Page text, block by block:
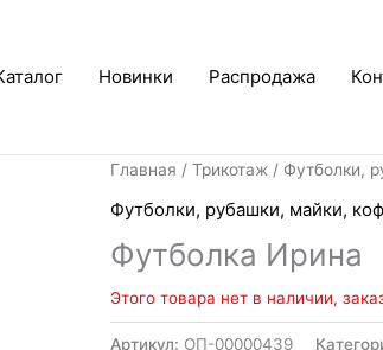
Новинки Распродажа
Главная /Трикотаж / Футболки,
Футболки, рубашки, майки,
Футболка Ирина
Этого товара нет в наличии,
Артикул: ОП-00000439